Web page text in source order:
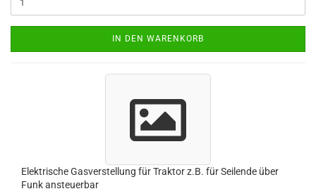
IN DEN WARENKORB
Elektrische Gasverstellung für Traktor z.B. für Seilende über
Funk ansteuerbar